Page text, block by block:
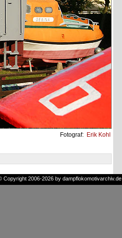
Fotograf: Erik Kohl
Copyright 2006-2026 by dampflokomotivarchiv.de